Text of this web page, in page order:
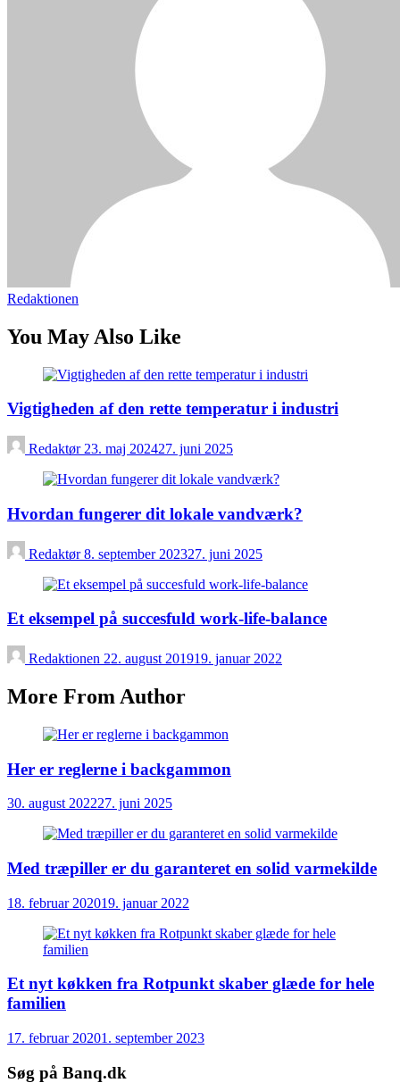
Redaktionen
You May Also Like
Vigtigheden af den rette temperatur i industri
Redaktør 23. maj 202427. juni 2025
Hvordan fungerer dit lokale vandværk?
Redaktør8. september 202327. juni 2025
Et eksempel på succesfuld work-life-balance
Redaktionen 22. august 201919. januar 2022
More From Author
Her er reglerne i backgammon
30. august 202227. juni 2025
Med træpiller er du garanteret en solid varmekilde
18. februar 202019. januar 2022
Et nyt køkken fra Rotpunkt skaber glæde for hele
familien
17. februar 20201. september 2023
Søg på Banq.dk